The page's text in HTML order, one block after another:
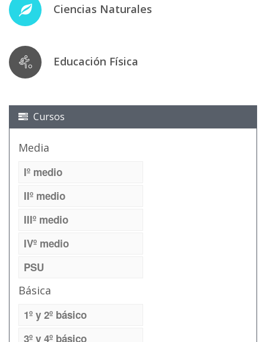
Ciencias Naturales
Educación Física
Cursos
Media
Iº medio
IIº medio
IIIº medio
IVº medio
PSU
Básica
1º y 2º básico
3º y 4º básico